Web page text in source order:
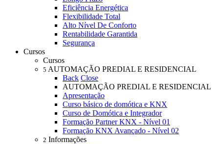
Eficiência Energética
Flexibilidade Total
Alto Nível De Conforto
Rentabilidade Garantida
Segurança
Cursos
Cursos
5 AUTOMAÇÃO PREDIAL E RESIDENCIAL
Back Close
AUTOMAÇÃO PREDIAL E RESIDENCIAL
Apresentação
Curso básico de domótica e KNX
Curso de Domótica e Integrador
Formação Partner KNX - Nível 01
Formação KNX Avançado - Nível 02
2 Informações